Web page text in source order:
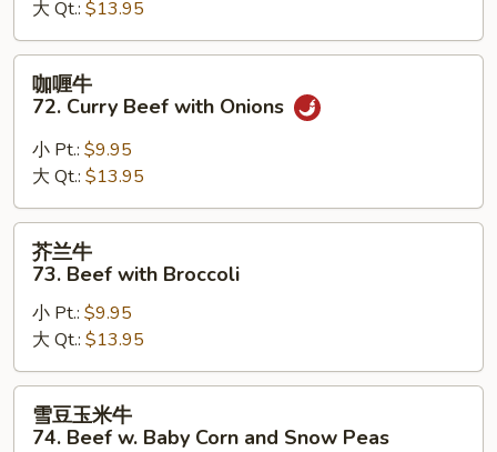
Beef
with
Mixed
Vegetables
大 Qt.: $13.95
72.
Curry
Beef
with
Onions
咖喱牛
72. Curry Beef with Onions
小 Pt.: $9.95
大 Qt.: $13.95
73.
Beef
with
Broccoli
芥兰牛
73. Beef with Broccoli
小 Pt.: $9.95
大 Qt.: $13.95
雪豆玉米牛
74. Beef w. Baby Corn and Snow Peas